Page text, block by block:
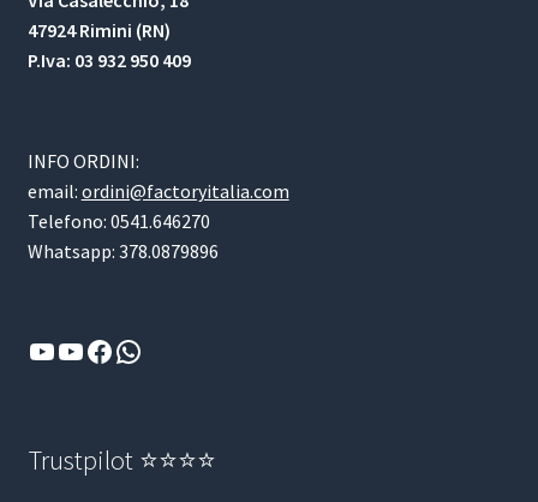
47924 Rimini (RN)
P.Iva: 03 932 950 409
INFO ORDINI:
email: ordini@factoryitalia.com
Telefono: 0541.646270
Whatsapp: 378.0879896
YouTube
YouTube
Facebook
WhatsApp
Trustpilot ⭐⭐⭐⭐